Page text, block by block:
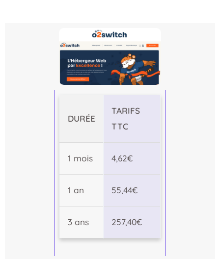
DURÉE
TARIFS
TTC
1 mois 4,62€
1 an 55,44€
3 ans 257,40€